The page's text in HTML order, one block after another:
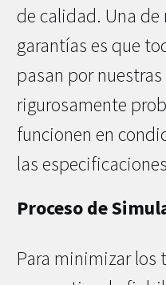
de calidad. Una
garantías es que
pasan por
rigurosamente
funcionen en
las
Proceso de
Para minimizar los